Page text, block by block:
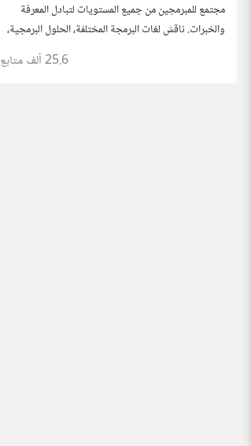
مجتمع للمبرمجين من جميع المستويات لتبادل المعرفة
والخبرات. ناقش لغات البرمجة المختلفة، الحلول البرمجية،
25.6 ألف متابع